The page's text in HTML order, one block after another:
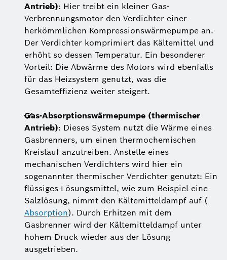
Antrieb): Hier treibt ein kleiner Gas-
Verbrennungsmotor den Verdichter einer
herkömmlichen Kompressionswärmepumpe an.
Der Verdichter komprimiert das Kältemittel und
erhöht so dessen Temperatur. Ein besonderer
Vorteil: Die Abwärme des Motors wird ebenfalls
für das Heizsystem genutzt, was die
Gesamteffizienz weiter steigert.
Gas-Absorptionswärmepumpe (thermischer
Antrieb): Dieses System nutzt die Wärme eines
Gasbrenners, um einen thermochemischen
Kreislauf anzutreiben. Anstelle eines
mechanischen Verdichters wird hier ein
sogenannter thermischer Verdichter genutzt: Ein
flüssiges Lösungsmittel, wie zum Beispiel eine
Salzlösung, nimmt den Kältemitteldampf auf (
Absorption). Durch Erhitzen mit dem
Gasbrenner wird der Kältemitteldampf unter
hohem Druck wieder aus der Lösung
ausgetrieben.